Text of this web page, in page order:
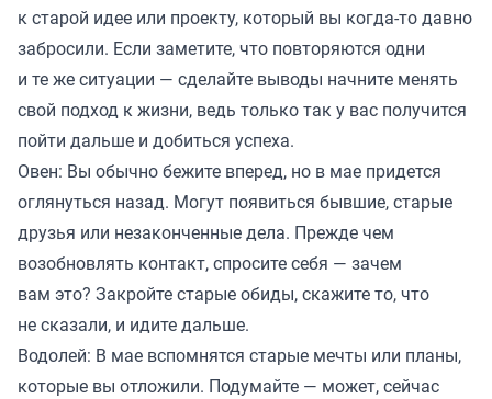
к старой идее или проекту, который вы когда-то давно
забросили. Если заметите, что повторяются одни
и те же ситуации — сделайте выводы начните менять
свой подход к жизни, ведь только так у вас получится
пойти дальше и добиться успеха.
Овен: Вы обычно бежите вперед, но в мае придется
оглянуться назад. Могут появиться бывшие, старые
друзья или незаконченные дела. Прежде чем
возобновлять контакт, спросите себя — зачем
вам это? Закройте старые обиды, скажите то, что
не сказали, и идите дальше.
Водолей: В мае вспомнятся старые мечты или планы,
которые вы отложили. Подумайте — может, сейчас